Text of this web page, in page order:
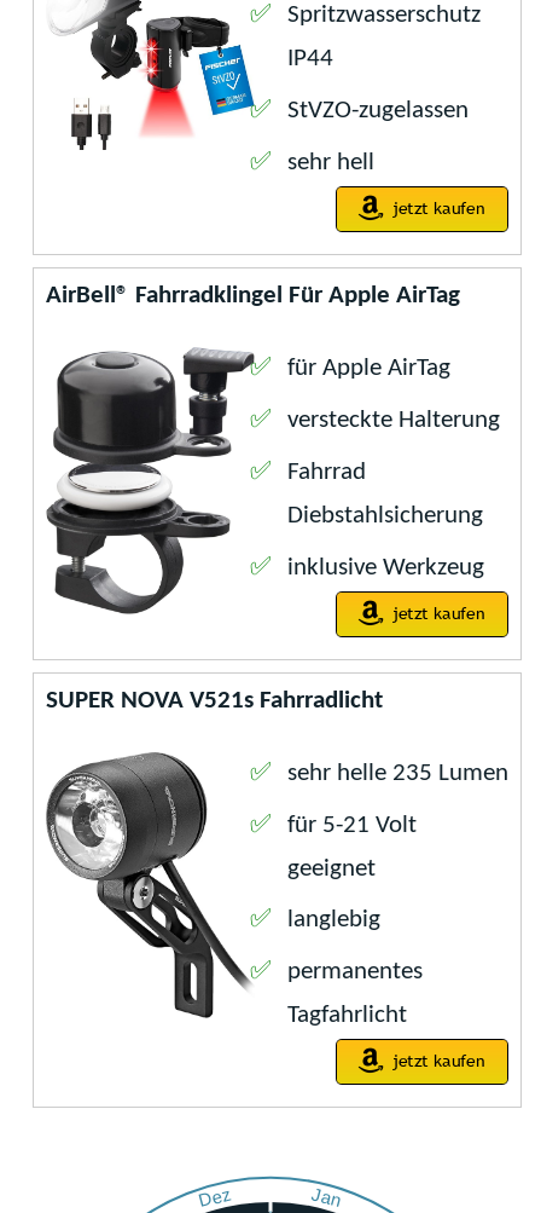
Spritzwasserschutz
IP44
StVZO-zugelassen
sehr hell
AirBell® Fahrradklingel Für Apple AirTag
für Apple AirTag
versteckte Halterung
Fahrrad
Diebstahlsicherung
inklusive Werkzeug
SUPER NOVA V521s Fahrradlicht
sehr helle 235 Lumen
für 5-21 Volt
geeignet
langlebig
permanentes
Tagfahrlicht
Jan
Dez